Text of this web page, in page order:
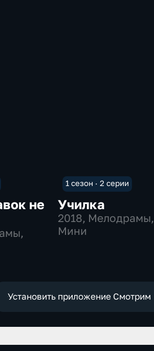
не
1 сезон · 2 серии
Училка
2018, Мелодрамы,
Мини
Установить приложение Смотрим